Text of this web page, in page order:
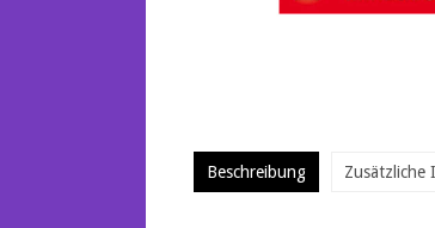
Beschreibung Zusätzliche